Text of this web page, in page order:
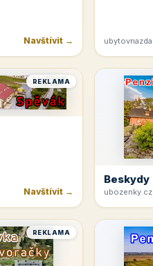
Navštívit →
REKLAMA
Navštívit →
Beskydy
ubozenky.cz
REKLAMA